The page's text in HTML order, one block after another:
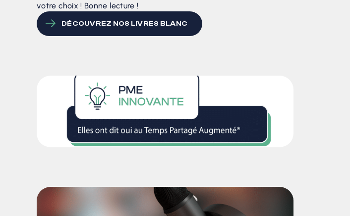
votre choix ! Bonne lecture !
DÉCOUVREZ NOS LIVRES BLANC